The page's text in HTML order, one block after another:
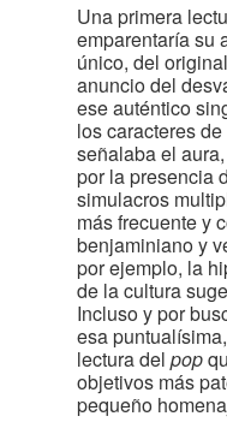
Una primera
emparentaría su
único, del
anuncio del
ese auténtico
los caracteres
señalaba el
por la presencia
simulacros
más frecuente y
benjaminiano y
por ejemplo, la
de la cultura
Incluso y por
esa
lectura del pop
objetivos más
pequeño